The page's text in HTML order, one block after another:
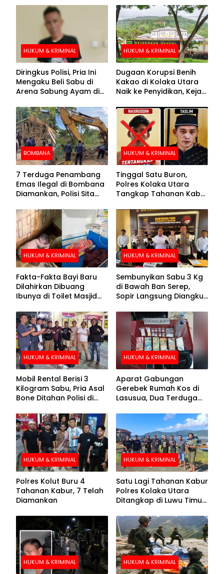
HUKUM & KRIMINAL
Diringkus Polisi, Pria Ini
Mengaku Beli Sabu di
Arena Sabung Ayam di
HUKUM & KRIMINAL
Dugaan Korupsi Benih
Kakao di Kolaka Utara
Naik ke Penyidikan, Kejari
BOMBANA
7 Terduga Penambang
Emas Ilegal di Bombana
Diamankan, Polisi Sita
Crusher
HUKUM & KRIMINAL
Tinggal Satu Buron,
Polres Kolaka Utara
Tangkap Tahanan Kabur
Pengejaran
HUKUM & KRIMINAL
Fakta-Fakta Bayi Baru
Dilahirkan Dibuang
Ibunya di Toilet Masjid
HUKUM & KRIMINAL
Sembunyikan Sabu 3 Kg
di Bawah Ban Serep,
Sopir Langsung Diangkut
HUKUM & KRIMINAL
Mobil Rental Berisi 3
Kilogram Sabu, Pria Asal
Bone Ditahan Polisi di
HUKUM & KRIMINAL
Aparat Gabungan
Gerebek Rumah Kos di
Lasusua, Dua Terduga
HUKUM & KRIMINAL
Polres Kolut Buru 4
Tahanan Kabur, 7 Telah
Diamankan
HUKUM & KRIMINAL
Satu Lagi Tahanan Kabur
Polres Kolaka Utara
Ditangkap di Luwu Timur,
HUKUM & KRIMINAL HUKUM & KRIMINAL